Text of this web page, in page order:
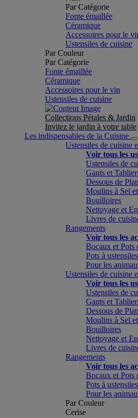
Par Catégorie
Fonte émaillée
Céramique
Accessoires pour le
Ustensiles de cuisine
Par Couleur
Par Catégorie
Fonte émaillée
Céramique
Accessoires pour le vin
Ustensiles de cuisine
Collections Pétales & Jardin
Invitez le jardin à votre table
Les indispensables de la Cuisine
Ustensiles de cuisine
Voir tous les
Ustensiles de
Gants et
Dessous de
Moulins à Sel
Bouilloires
Nettoyage et
Livres de
Rangements
Voir tous les
Bocaux et Pots
Pots à ustensiles
Pour les
Ustensiles de cuisine
Voir tous les
Ustensiles de
Gants et
Dessous de
Moulins à Sel
Bouilloires
Nettoyage et
Livres de
Rangements
Voir tous les
Bocaux et Pots
Pots à ustensiles
Pour les
Par Couleur
Cerise